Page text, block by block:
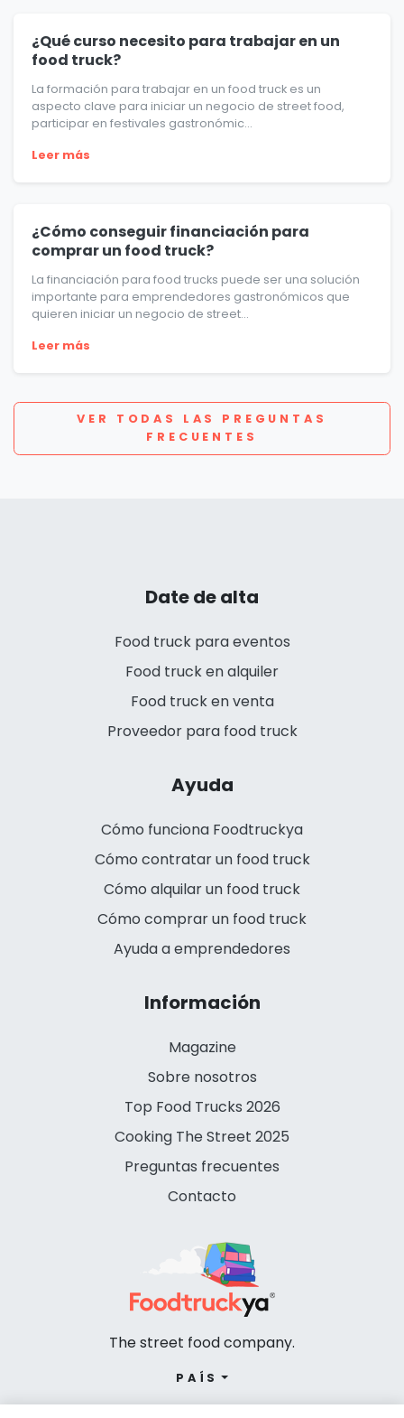
¿Qué curso necesito para trabajar en un
food truck?
La formación para trabajar en un food truck es un
aspecto clave para iniciar un negocio de street food,
participar en festivales gastronómic...
Leer más
¿Cómo conseguir financiación para
comprar un food truck?
La financiación para food trucks puede ser una solución
importante para emprendedores gastronómicos que
quieren iniciar un negocio de street...
Leer más
VER TODAS LAS PREGUNTAS
FRECUENTES
Date de alta
Food truck para eventos
Food truck en alquiler
Food truck en venta
Proveedor para food truck
Ayuda
Cómo funciona Foodtruckya
Cómo contratar un food truck
Cómo alquilar un food truck
Cómo comprar un food truck
Ayuda a emprendedores
Información
Magazine
Sobre nosotros
Top Food Trucks 2026
Cooking The Street 2025
Preguntas frecuentes
Contacto
The street food company.
PAÍS